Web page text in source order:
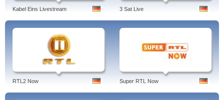
Kabel Eins Livestream 3 Sat Live
RTL2 Now Super RTL Now